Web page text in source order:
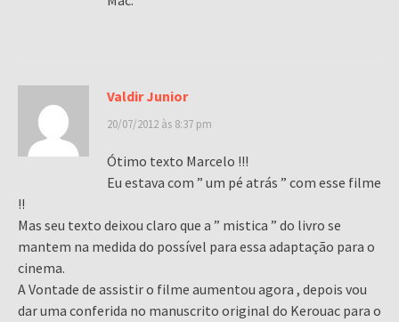
Valdir Junior
20/07/2012 às 8:37 pm
Ótimo texto Marcelo !!!
Eu estava com ” um pé atrás ” com esse filme
!!
Mas seu texto deixou claro que a ” mistica ” do livro se
mantem na medida do possível para essa adaptação para o
cinema.
A Vontade de assistir o filme aumentou agora , depois vou
dar uma conferida no manuscrito original do Kerouac para o